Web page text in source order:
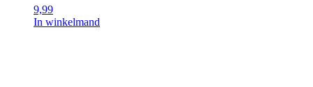
9,99
In winkelmand